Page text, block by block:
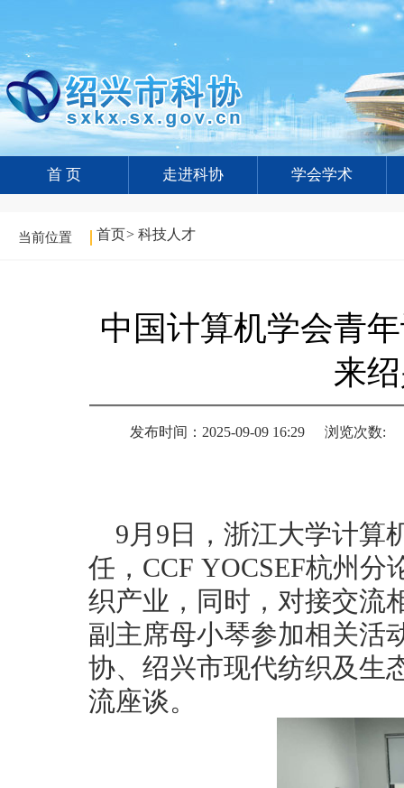
首 页 走进科协 学会学术
当前位置 首页> 科技人才
中国计算机学会青
来
发布时间：2025-09-09 16:29 浏览次数:
9月9日，浙江大学计算
任，CCF YOCSEF杭州
织产业，同时，对接交流
副主席母小琴参加相关活
协、绍兴市现代纺织及生
流座谈。